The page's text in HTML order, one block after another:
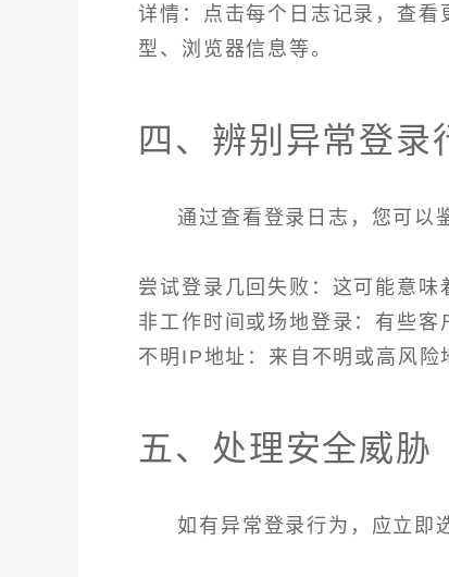
详情：点击每个日志记录，查
型、浏览器信息等。
四、辨别异常登录
通过查看登录日志，您可以
尝试登录几回失败：这可能意味
非工作时间或场地登录：有些
不明IP地址：来自不明或高风险
五、处理安全威胁
如有异常登录行为，应立即